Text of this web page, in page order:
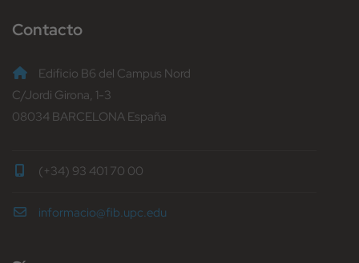
Contacto
Edificio B6 del Campus Nord
C/Jordi Girona, 1-3
08034 BARCELONA España
(+34) 93 401 70 00
informacio@fib.upc.edu